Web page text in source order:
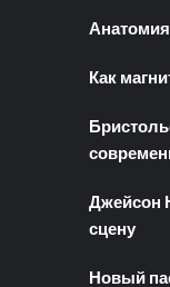
Как
Джейсон
сцену
Новый